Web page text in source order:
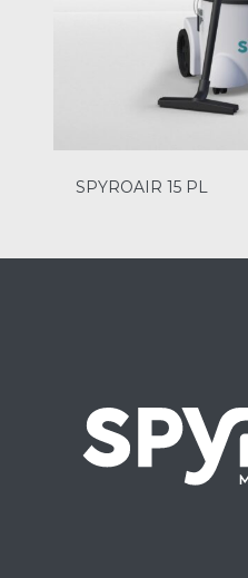
SPYROAIR 15 PL